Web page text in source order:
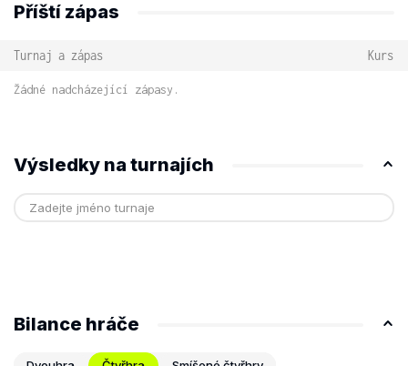
Příští zápas
Turnaj a zápas Kurs
Žádné nadcházející zápasy.
Výsledky na turnajích
Bilance hráče